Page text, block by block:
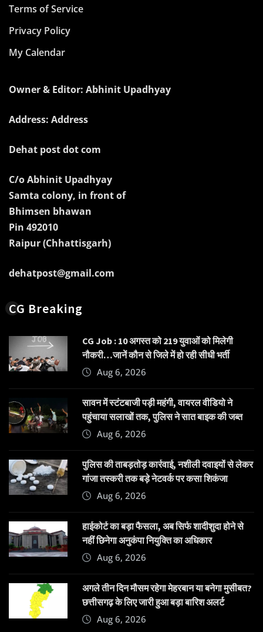
Terms of Service
Privacy Policy
My Calendar
Owner & Editor: Abhinit Upadhyay
Address: Address
Dehat post dot com
C/o Abhinit Upadhyay
Samta colony, in front of
Bhimsen bhawan
Pin 492010
Raipur (Chhattisgarh)
dehatpost@gmail.com
CG Breaking
CG Job : 10 अगस्त को 219 युवाओं को मिलेगी
नौकरी…जानें कौन से जिले में हो रही सीधी भर्ती
Aug 6, 2026
सावन में स्टंटबाजी पड़ी महंगी, वायरल वीडियो ने
पहुंचाया सलाखों तक, पुलिस ने सात बाइक की जब्त
Aug 6, 2026
पुलिस की ताबड़तोड़ कार्रवाई, नशीली दवाइयों से लेकर
गांजा तस्करी तक बड़े नेटवर्क पर कसा शिकंजा
Aug 6, 2026
हाईकोर्ट का बड़ा फैसला, अब सिर्फ शादीशुदा होने से
नहीं छिनेगा अनुकंपा नियुक्ति का अधिकार
Aug 6, 2026
अगले तीन दिन मौसम रहेगा मेहरबान या बनेगा मुसीबत?
छत्तीसगढ़ के लिए जारी हुआ बड़ा बारिश अलर्ट
Aug 6, 2026